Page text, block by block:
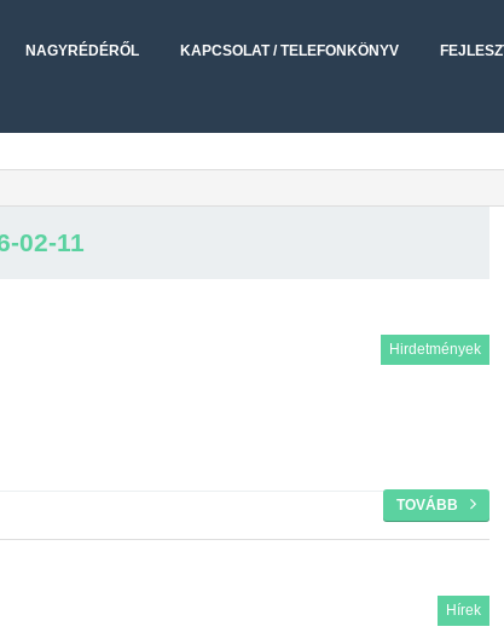
NAGYRÉDÉRŐL KAPCSOLAT / TELEFONKÖNYV
02-11
Hirdetmények
TOVÁBB
Hírek